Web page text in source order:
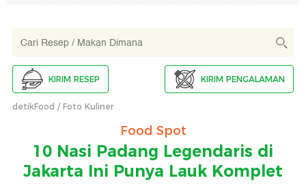
KIRIM RESEP KIRIM PENGALAMAN
detikFood Foto Kuliner
Food Spot
10 Nasi Padang Legendaris di
Jakarta Ini Punya Lauk Komplet